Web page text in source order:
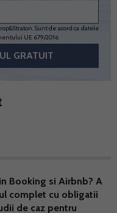
Sunt de acord ca datele
UE 679/2016
Booking si Airbnb? A
complet cu obligatii
de caz pentru